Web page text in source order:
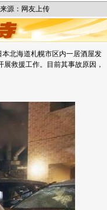
源：网友上传
北海道札幌市区内一居酒屋发
救援工作。目前其事故原因，